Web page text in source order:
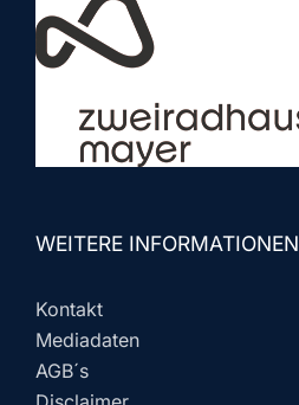
WEITERE INFORMATIONEN
Kontakt
Mediadaten
AGB´s